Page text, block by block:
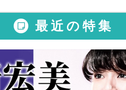
最近の特集